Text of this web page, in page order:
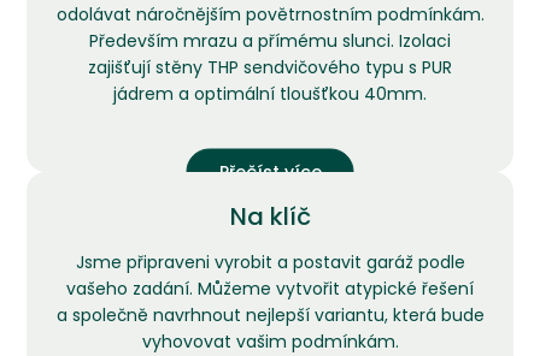
odolávat náročnějším povětrnostním podmínkám.
Především mrazu a přímému slunci. Izolaci
zajišťují stěny THP sendvičového typu s PUR
jádrem a optimální tloušťkou 40mm.
Přečíst více
Na klíč
Jsme připraveni vyrobit a postavit garáž podle
vašeho zadání. Můžeme vytvořit atypické řešení
a společně navrhnout nejlepší variantu, která bude
vyhovovat vašim podmínkám.